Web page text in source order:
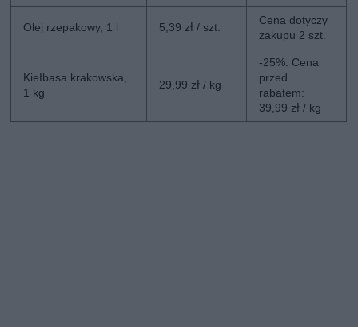
Olej rzepakowy, 1 l 5,39 zł / szt.
Cena dotyczy
zakupu 2 szt.
Kiełbasa krakowska,
1 kg
29,99 zł / kg
-25%: Cena
przed
rabatem:
39,99 zł / kg